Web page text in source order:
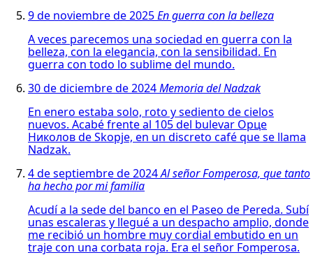
9 de noviembre de 2025En guerra con la belleza
A veces parecemos una sociedad en guerra con la
belleza, con la elegancia, con la sensibilidad. En
guerra con todo lo sublime del mundo.
30 de diciembre de 2024Memoria del Nadzak
En enero estaba solo, roto y sediento de cielos
nuevos. Acabé frente al 105 del bulevar Орце
Николов de Skopje, en un discreto café que se llama
Nadzak.
4 de septiembre de 2024Al señor Fomperosa, que tanto
ha hecho por mi familia
Acudí a la sede del banco en el Paseo de Pereda. Subí
unas escaleras y llegué a un despacho amplio, donde
me recibió un hombre muy cordial embutido en un
traje con una corbata roja. Era el señor Fomperosa.